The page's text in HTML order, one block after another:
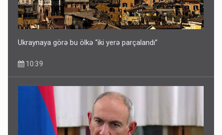
Ukraynaya görə bu ölkə “iki yerə parçalandı”
10:39